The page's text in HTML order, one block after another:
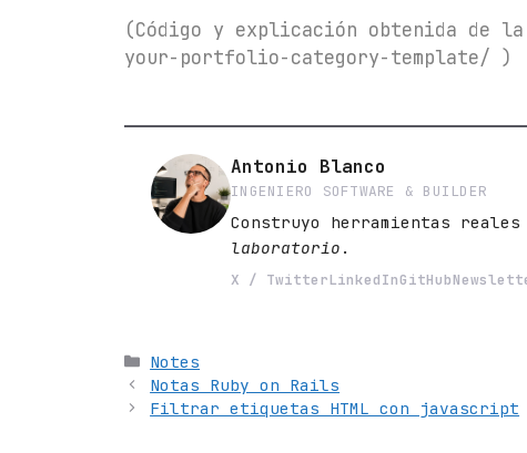
(Código y explicación obtenida de
your-portfolio-category-template/ )
Antonio Blanco
INGENIERO SOFTWARE & BUILDER
Construyo herramientas
laboratorio .
X / TwitterLinkedInGitHub
Categorías
Notes
Notas Ruby on Rails
Filtrar etiquetas HTML con javascript